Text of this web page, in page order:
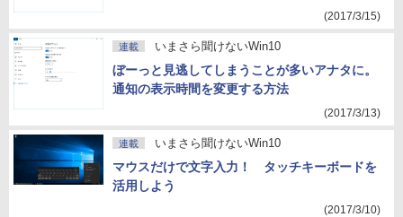
(2017/3/15)
連載 いまさら聞けないWin10
ぼーっと見逃してしまうことが多いアナタに。
通知の表示時間を変更する方法
(2017/3/13)
連載 いまさら聞けないWin10
マウスだけで文字入力！ タッチキーボードを
活用しよう
(2017/3/10)